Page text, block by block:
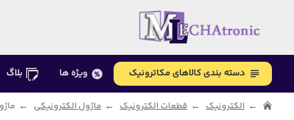
دسته بندی کالاهای مکاترونیک ویژه ها بلاگ
الکترونیک قطعات الکترونیک ماژول الکترونیکی